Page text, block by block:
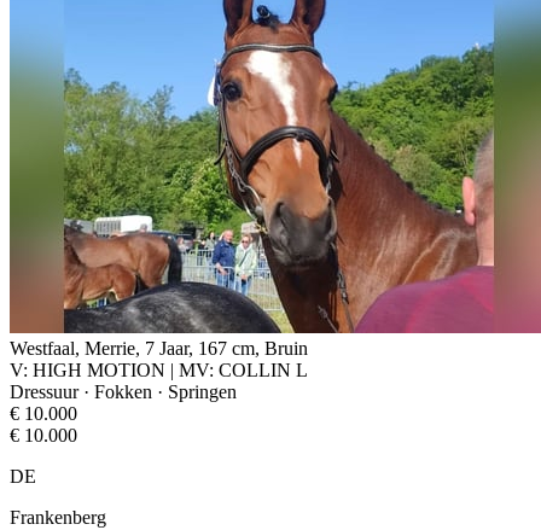
Westfaal, Merrie, 7 Jaar, 167 cm, Bruin
V: HIGH MOTION | MV: COLLIN L
Dressuur · Fokken · Springen
€ 10.000
€ 10.000
DE
Frankenberg